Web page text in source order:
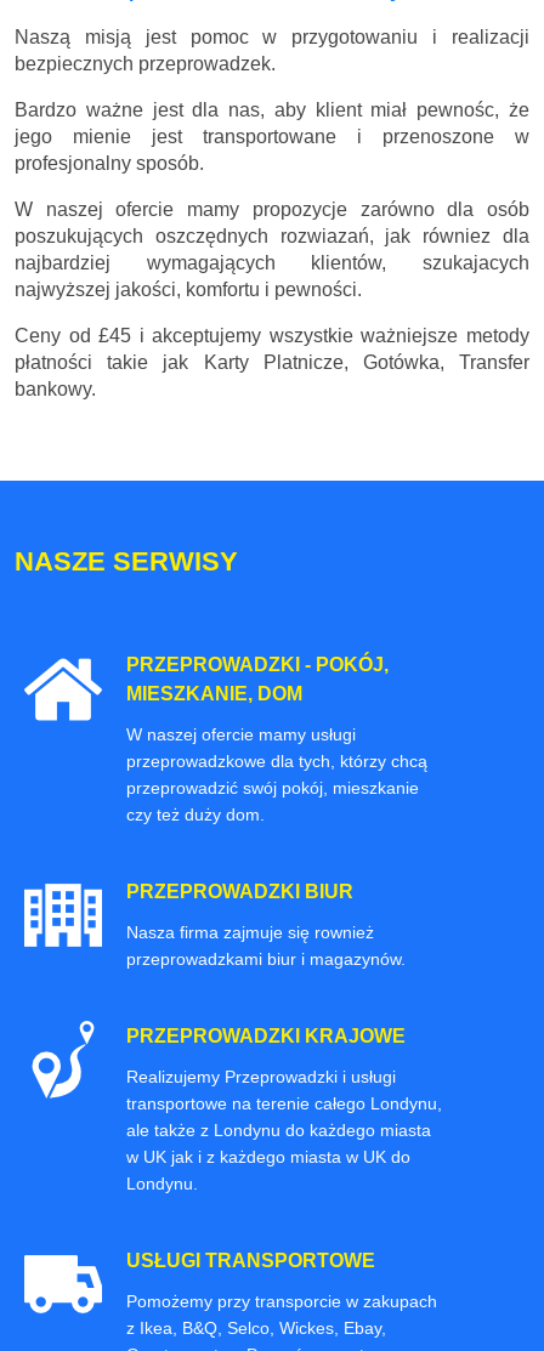
Naszą misją jest pomoc w przygotowaniu i realizacji
bezpiecznych przeprowadzek.
Bardzo ważne jest dla nas, aby klient miał pewnośc, że
jego mienie jest transportowane i przenoszone w
profesjonalny sposób.
W naszej ofercie mamy propozycje zarówno dla osób
poszukujących oszczędnych rozwiazań, jak równiez dla
najbardziej wymagających klientów, szukajacych
najwyższej jakości, komfortu i pewności.
Ceny od £45 i akceptujemy wszystkie ważniejsze metody
płatności takie jak Karty Platnicze, Gotówka, Transfer
bankowy.
NASZE SERWISY
PRZEPROWADZKI - POKÓJ,
MIESZKANIE, DOM
W naszej ofercie mamy usługi
przeprowadzkowe dla tych, którzy chcą
przeprowadzić swój pokój, mieszkanie
czy też duży dom.
PRZEPROWADZKI BIUR
Nasza firma zajmuje się rownież
przeprowadzkami biur i magazynów.
PRZEPROWADZKI KRAJOWE
Realizujemy Przeprowadzki i usługi
transportowe na terenie całego Londynu,
ale także z Londynu do każdego miasta
w UK jak i z każdego miasta w UK do
Londynu.
USŁUGI TRANSPORTOWE
Pomożemy przy transporcie w zakupach
z Ikea, B&Q, Selco, Wickes, Ebay,